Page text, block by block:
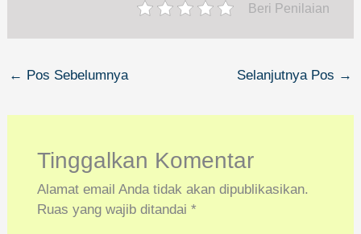
Beri Penilaian
← Pos Sebelumnya Selanjutnya Pos →
Tinggalkan Komentar
Alamat email Anda tidak akan dipublikasikan.
Ruas yang wajib ditandai *